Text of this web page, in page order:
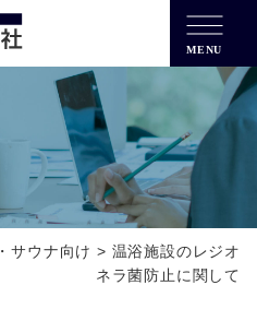
MENU
サウナ向け > 温浴施設のレジオ
ネラ菌防止に関して